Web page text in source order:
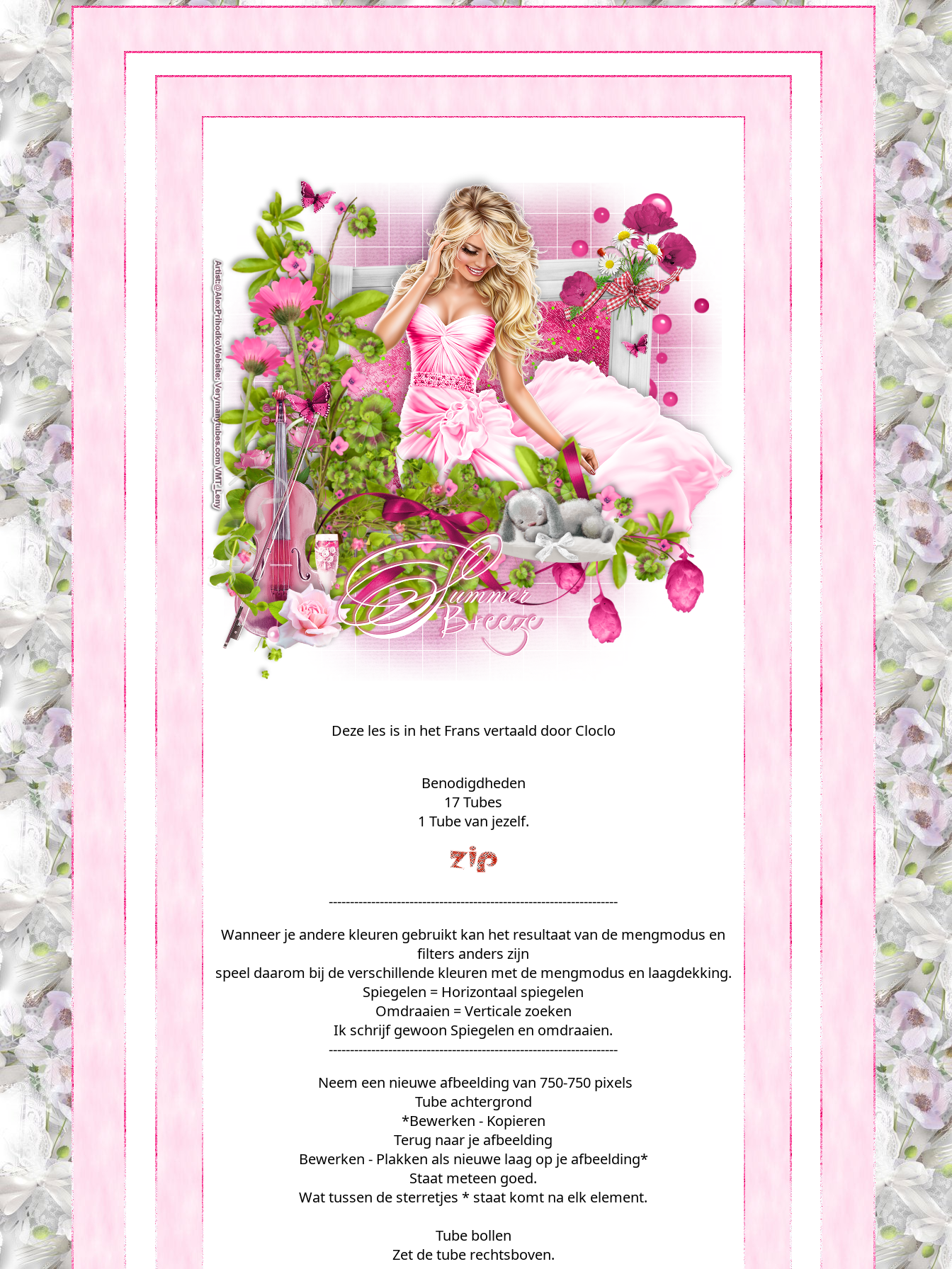
Deze les is in het Frans vertaald door Cloclo
Benodigdheden
17 Tubes
1 Tube van jezelf.
--------------------------------------------------------------------
Wanneer je andere kleuren gebruikt kan het resultaat van de mengmodus en
filters anders zijn
speel daarom bij de verschillende kleuren met de mengmodus en laagdekking.
Spiegelen = Horizontaal spiegelen
Omdraaien = Verticale zoeken
Ik schrijf gewoon Spiegelen en omdraaien.
--------------------------------------------------------------------
Neem een nieuwe afbeelding van 750-750 pixels
Tube achtergrond
*Bewerken - Kopieren
Terug naar je afbeelding
Bewerken - Plakken als nieuwe laag op je afbeelding*
Staat meteen goed.
Wat tussen de sterretjes * staat komt na elk element.
Tube bollen
Zet de tube rechtsboven.